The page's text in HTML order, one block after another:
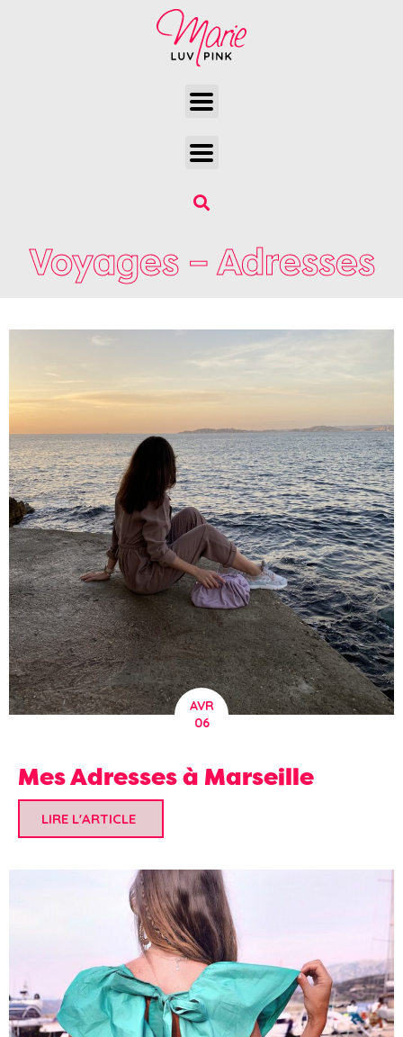
Voyages – Adresses
AVR
06
Mes Adresses à Marseille
LIRE L'ARTICLE